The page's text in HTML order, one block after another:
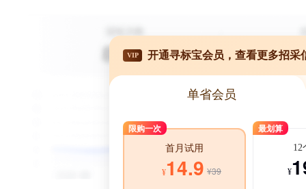
VIP 开通寻标宝会员，查看更多招采
单省会员
限购一次
首月试用
¥14.9 ¥39
最划算
12
¥